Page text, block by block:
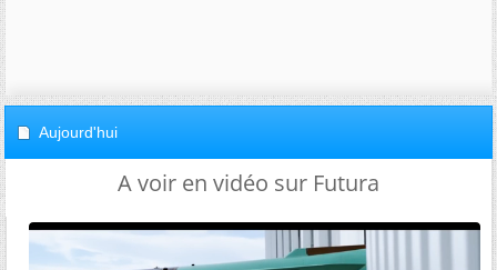
Aujourd'hui
A voir en vidéo sur Futura